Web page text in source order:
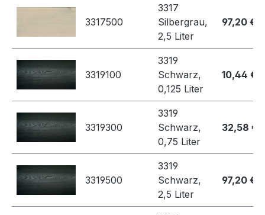
3317500
3317
Silbergrau,
2,5 Liter
97,20 €
3319100
3319
Schwarz,
0,125 Liter
10,44 €
3319300
3319
Schwarz,
0,75 Liter
32,58 €
3319500
3319
Schwarz,
2,5 Liter
97,20 €